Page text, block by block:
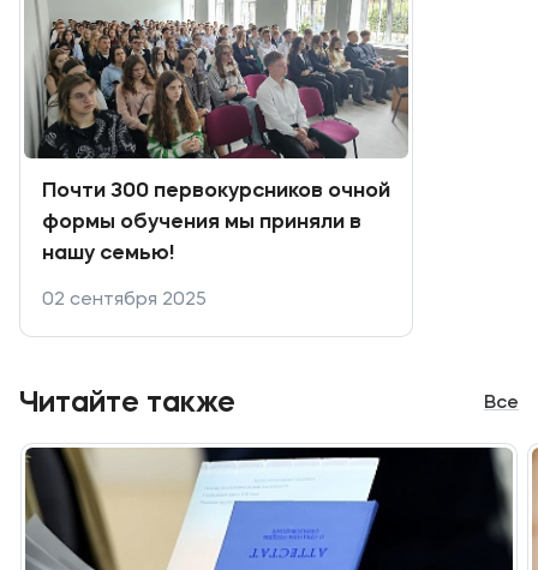
Мы в соцсетях
Почти 300 первокурсников очной
формы обучения мы приняли в
нашу семью!
02 сентября 2025
Читайте также Все